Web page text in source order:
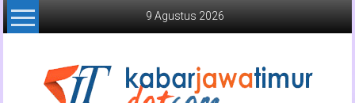
Lompat
ke
9 Agustus 2026